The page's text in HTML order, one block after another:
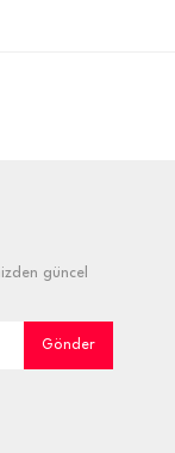
güncel
Gönder